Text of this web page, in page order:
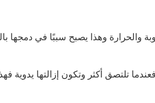
والحرارة وهذا يصبح سببًا في دمجها
تلتصق أكثر وتكون إزالتها يدوية